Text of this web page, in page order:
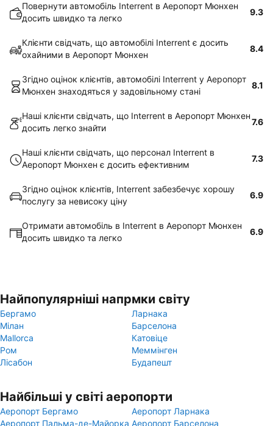
Повернути автомобіль Interrent в Аеропорт Мюнхен
досить швидко та легко
9.3
Клієнти свідчать, що автомобілі Interrent є досить
охайними в Аеропорт Мюнхен
8.4
Згідно оцінок клієнтів, автомобілі Interrent у Аеропорт
Мюнхен знаходяться у задовільному стані
8.1
Наші клієнти свідчать, що Interrent в Аеропорт Мюнхен
досить легко знайти
7.6
Наші клієнти свідчать, що персонал Interrent в
Аеропорт Мюнхен є досить ефективним
7.3
Згідно оцінок клієнтів, Interrent забезбечує хорошу
послугу за невисоку ціну
6.9
Отримати автомобіль в Interrent в Аеропорт Мюнхен
досить швидко та легко
6.9
Найпопулярніші напрмки світу
Бергамо
Ларнака
Мілан
Барселона
Mallorca
Катовіце
Ром
Меммінген
Лісабон
Будапешт
Найбільші у світі аеропорти
Аеропорт Бергамо
Аеропорт Ларнака
Аеропорт Пальма-де-Майорка Аеропорт Барселона